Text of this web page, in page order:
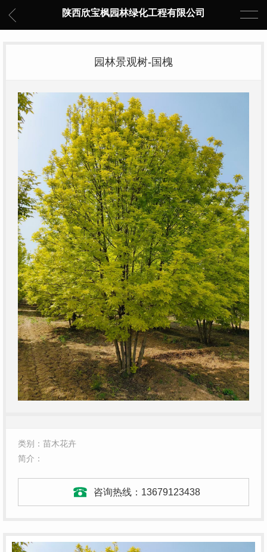
陕西欣宝枫园林绿化工程有限公司
园林景观树-国槐
类别：苗木花卉
简介：
咨询热线： 13679123438